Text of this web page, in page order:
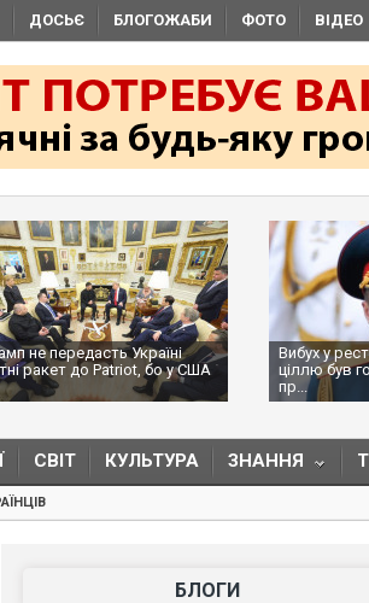
ДОСЬЄ БЛОГОЖАБИ ФОТО ВІДЕО
не передасть Україні
ракет до Patriot, бо у США
Вибух у
ціллю був
пр...
СВІТ КУЛЬТУРА ЗНАННЯ
БЛОГИ